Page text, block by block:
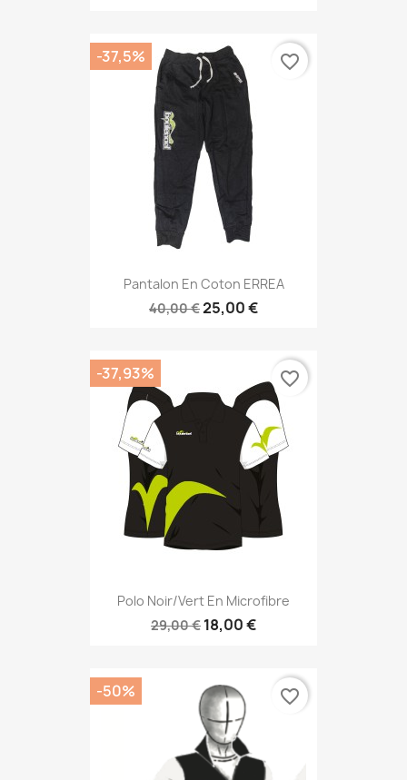
Pantalon En Coton ERREA
40,00 €25,00 €
-37,5% favorite_border
Polo Noir/vert En Microfibre
29,00 € 18,00 €
-37,93% favorite_border
-50% favorite_border